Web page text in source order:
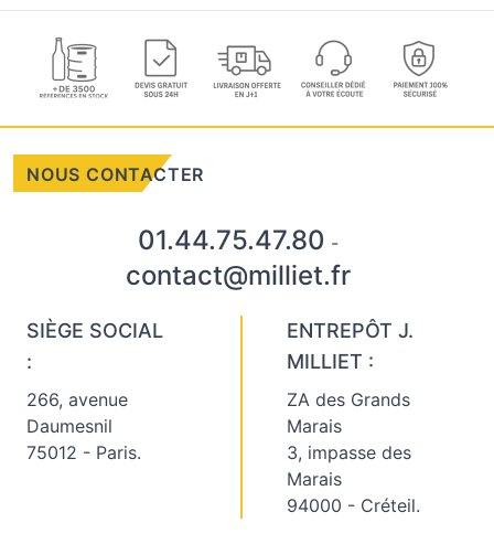
NOUS CONTACTER
01.44.75.47.80 -
contact@milliet.fr
SIÈGE SOCIAL
:
266, avenue
Daumesnil
75012 - Paris.
ENTREPÔT J.
MILLIET :
ZA des Grands
Marais
3, impasse des
Marais
94000 - Créteil.